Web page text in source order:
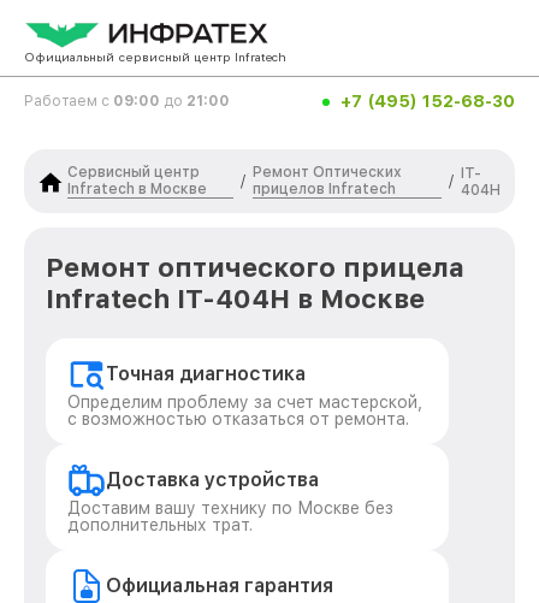
Официальный сервисный центр Infratech
Работаем с 09:00 до 21:00 +7 (495) 152-68-30
Сервисный центр
Infratech в Москве
/
Ремонт Оптических
прицелов Infratech
/ IT-
404H
Ремонт оптического прицела
Infratech IT-404H в Москве
Точная диагностика
Определим проблему за счет мастерской,
с возможностью отказаться от ремонта.
Доставка устройства
Доставим вашу технику по Москве без
дополнительных трат.
Официальная гарантия